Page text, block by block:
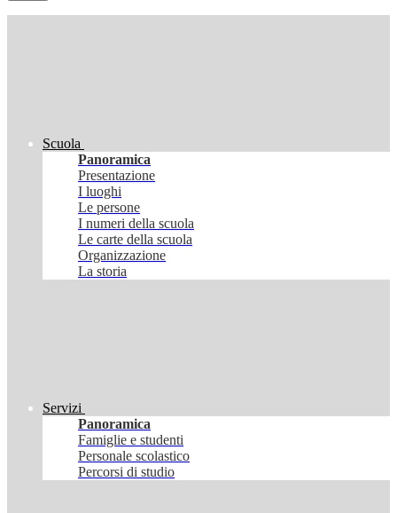
Scuola
Panoramica
Presentazione
I luoghi
Le persone
I numeri della scuola
Le carte della scuola
Organizzazione
La storia
Servizi
Panoramica
Famiglie e studenti
Personale scolastico
Percorsi di studio